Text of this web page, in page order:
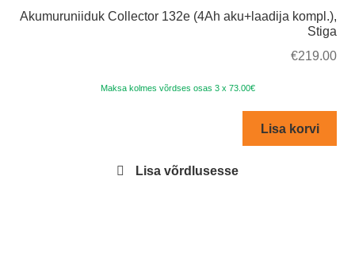
Akumuruniiduk Collector 132e (4Ah aku+laadija kompl.),
Stiga
€219.00
Maksa kolmes võrdses osas 3 x 73.00€
Lisa korvi
Lisa võrdlusesse